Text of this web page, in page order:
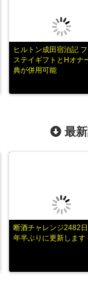
ヒルトン成田宿泊記
ステイギフトとHオナ
典が併用可能
最
断酒チャレンジ2482
年半ぶりに更新します